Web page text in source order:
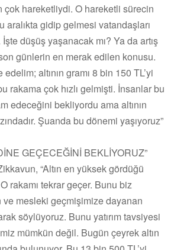
çok hareketliydi. O hareketli sürecin
aralıkta gidip gelmesi vatandaşları
İşte düşüş yaşanacak mı? Ya da artış
günlerin en merak edilen konusu.
altının gramı 8 bin 150 TL’yi
rakama çok hızlı gelmişti. İnsanlar bu
edeceğini bekliyordu ama altının
Şuanda bu dönemi yaşıyoruz”
GEÇECEĞİNİ BEKLİYORUZ”
“Altın en yüksek gördüğü
rakamı tekrar geçer. Bunu biz
mesleki geçmişimize dayanan
söylüyoruz. Bunu yatırım tavsiyesi
mümkün değil. Bugün çeyrek altın